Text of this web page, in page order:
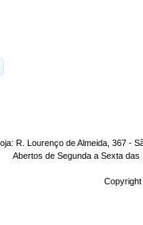
R. Lourenço de Almeida, 367 -
Abertos de Segunda a Sexta